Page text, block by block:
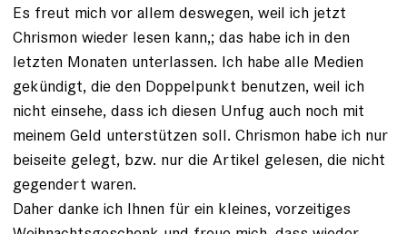
Es freut mich vor allem deswegen, weil ich jetzt
Chrismon wieder lesen kann,; das habe ich in den
letzten Monaten unterlassen. Ich habe alle Medien
gekündigt, die den Doppelpunkt benutzen, weil ich
nicht einsehe, dass ich diesen Unfug auch noch mit
meinem Geld unterstützen soll. Chrismon habe ich nur
beiseite gelegt, bzw. nur die Artikel gelesen, die nicht
gegendert waren.
Daher danke ich Ihnen für ein kleines, vorzeitiges